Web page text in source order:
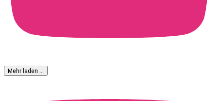
Mehr laden …